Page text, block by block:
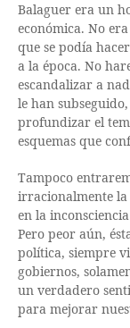
Balaguer era un
económica. No
que se podía
a la época. No
escandalizar a
le han
profundizar el
esquemas que
Tampoco
irracionalmente
en la
Pero peor aún,
política, siempre
gobiernos,
un verdadero
para mejorar